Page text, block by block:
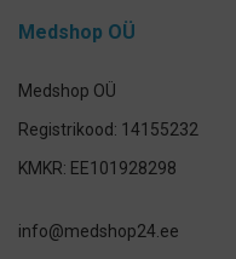
Medshop OÜ
Medshop OÜ
Registrikood: 14155232
KMKR: EE101928298
info@medshop24.ee